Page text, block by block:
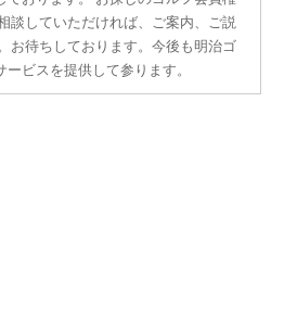
談していただければ、ご案内、ご説
お待ちしております。今後も明治ゴ
ビスを提供して参ります。